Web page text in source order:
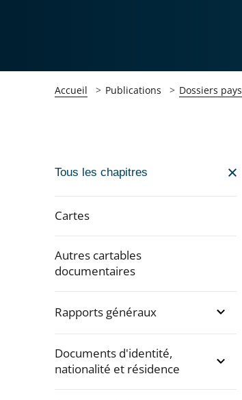
Accueil Publications Dossiers pays
Passer
navigation
l'article
pour
après
Tous les chapitres
Cartes
Autres cartables
documentaires
Rapports généraux
Documents d'identité,
nationalité et résidence